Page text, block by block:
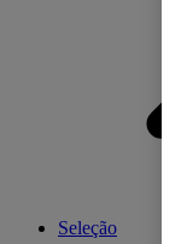
Seleção